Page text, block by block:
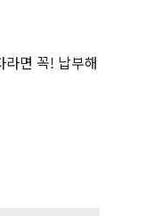
면 꼭! 납부해